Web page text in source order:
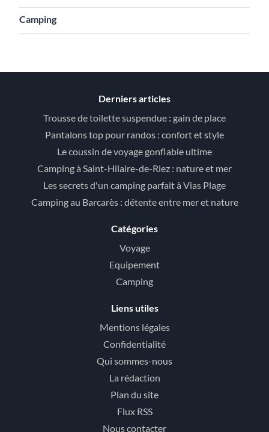
Camping
Derniers articles
Trousse de toilette suspendue : gain de place
Pantalons top pour randos : confort et style
Le coussin de voyage gonflable ultime
Camping à Saint-Hilaire-de-Riez : nature et mer
Les secrets d'un camping parfait à Vias Plage
Camping au Barcarès : détente entre mer et nature
Catégories
Voyage
Equipement
Camping
Liens utiles
Mentions légales
Confidentialité
Qui sommes-nous
La rédaction
Plan du site
Flux RSS
Nous contacter